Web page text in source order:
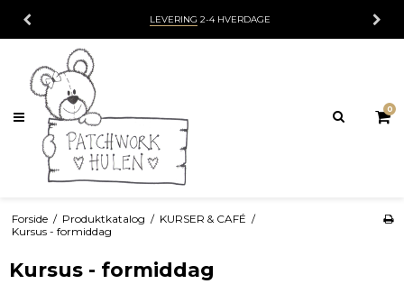
LEVERING 2-4 HVERDAGE
0
Forside / Produktkatalog / KURSER & CAFÉ /
Kursus - formiddag
Kursus - formiddag